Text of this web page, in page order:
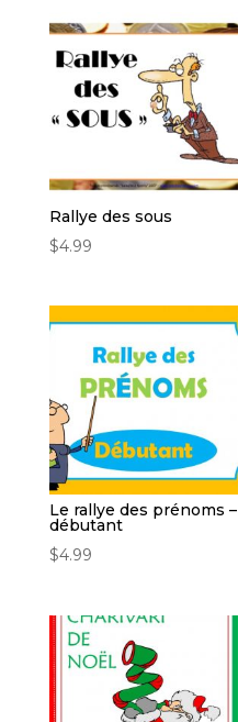
Rallye des sous
$4.99
Le rallye des prénoms –
débutant
$4.99